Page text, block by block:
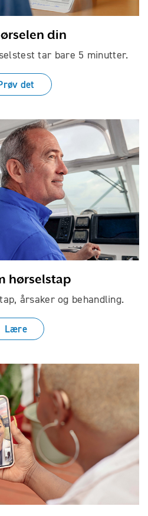
din
tar bare 5 minutter.
det
hørselstap
årsakerog behandling.
Lære